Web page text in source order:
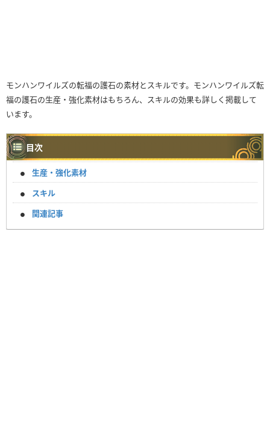
モンハンワイルズの転福の護石の素材とスキルです。モンハンワイルズ転
福の護石の生産・強化素材はもちろん、スキルの効果も詳しく掲載して
います。
目次
生産・強化素材
スキル
関連記事